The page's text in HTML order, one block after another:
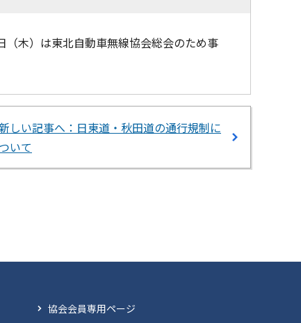
木）は東北自動車無線協会総会のため事
しい記事へ：日東道・秋田道の通行規制に
ついて
協会会員専用ページ